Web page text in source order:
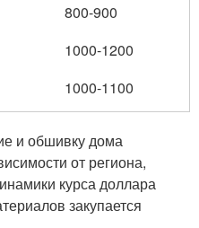
800-900
1000-1200
1000-1100
и обшивку дома
от региона,
курса доллара
закупается